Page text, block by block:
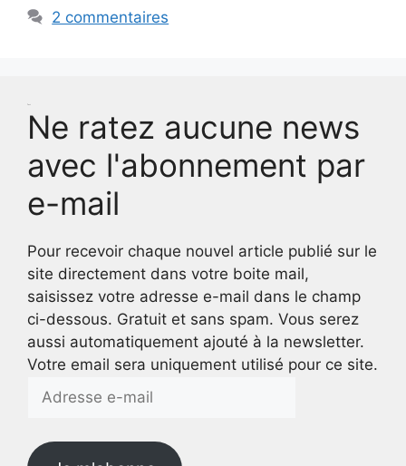
2 commentaires
Ne ratez aucune news
avec l'abonnement par
e-mail
Pour recevoir chaque nouvel article publié sur le
site directement dans votre boite mail,
saisissez votre adresse e-mail dans le champ
ci-dessous. Gratuit et sans spam. Vous serez
aussi automatiquement ajouté à la newsletter.
Votre email sera uniquement utilisé pour ce site.
e-